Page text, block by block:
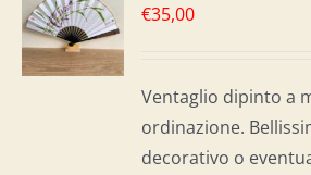
€35,00
Ventaglio dipinto a
ordinazione.
decorativo o